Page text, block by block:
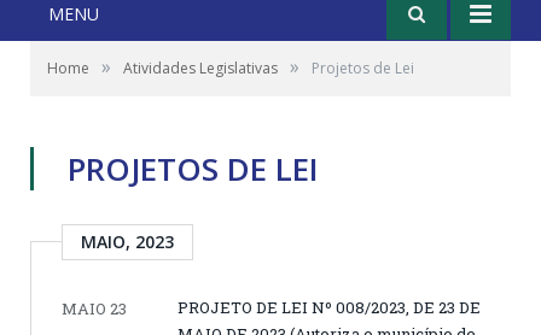
MENU
Home » Atividades Legislativas » Projetos de Lei
PROJETOS DE LEI
MAIO, 2023
MAIO 23
PROJETO DE LEI Nº 008/2023, DE 23 DE